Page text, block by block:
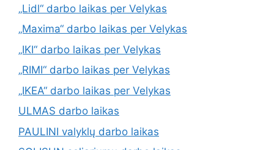
„Lidl“ darbo laikas per Velykas
„Maxima“ darbo laikas per Velykas
„IKI“ darbo laikas per Velykas
„RIMI“ darbo laikas per Velykas
„IKEA“ darbo laikas per Velykas
ULMAS darbo laikas
PAULINI valyklų darbo laikas